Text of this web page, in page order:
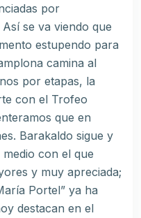
por
se va viendo que
estupendo para
camina al
por etapas, la
con el Trofeo
que en
Barakaldo sigue y
con el que
y muy apreciada;
Portel” ya ha
destacan en el